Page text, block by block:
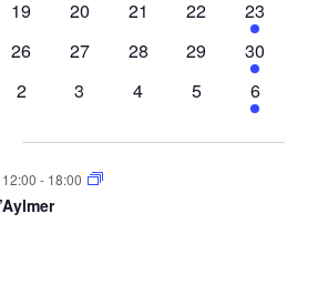
0
19
0
20
0
21
0
évènements
22
1
23
0
26
0
27
0
28
0
évènements
29
1
30
0
2
0
3
0
4
0
évènements
5
1
6
- 18:00